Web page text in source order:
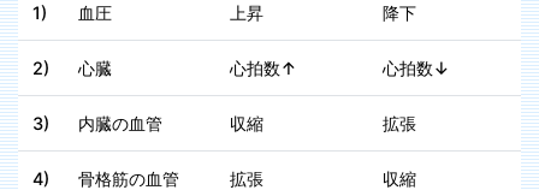
1) 血圧 上昇 降下
2) 心臓 心拍数↑ 心拍数↓
3) 内臓の血管 収縮 拡張
4) 骨格筋の血管 拡張 収縮